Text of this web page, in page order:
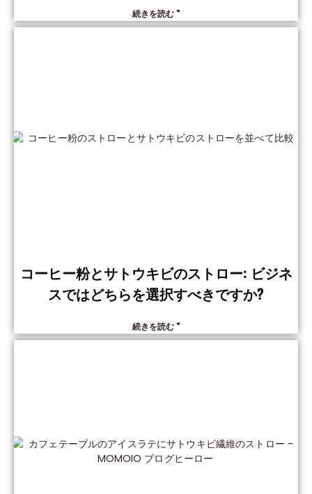
続きを読む "
コーヒー粉とサトウキビのストロー: ビジネ
スではどちらを選択すべきですか?
続きを読む "